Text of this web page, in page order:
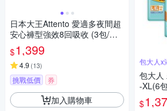
日本大王Attento 愛適多夜間超
安心褲型強效8回吸收 (3包/箱
箱購)
$1,399
4.9 (13)
挑戰低價 券
加入購物車
包大人x
包大人
-XL(6
$